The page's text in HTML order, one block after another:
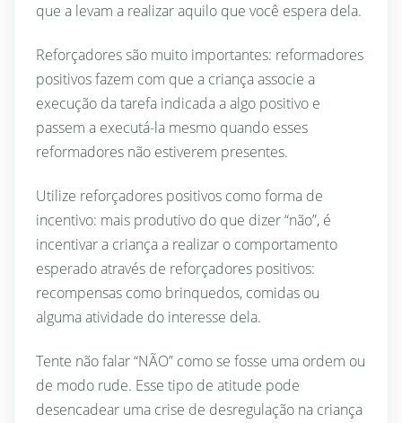
que a levam a realizar aquilo que você espera dela.
Reforçadores são muito importantes: reformadores
positivos fazem com que a criança associe a
execução da tarefa indicada a algo positivo e
passem a executá-la mesmo quando esses
reformadores não estiverem presentes.
Utilize reforçadores positivos como forma de
incentivo: mais produtivo do que dizer “não”, é
incentivar a criança a realizar o comportamento
esperado através de reforçadores positivos:
recompensas como brinquedos, comidas ou
alguma atividade do interesse dela.
Tente não falar “NÃO” como se fosse uma ordem ou
de modo rude. Esse tipo de atitude pode
desencadear uma crise de desregulação na criança